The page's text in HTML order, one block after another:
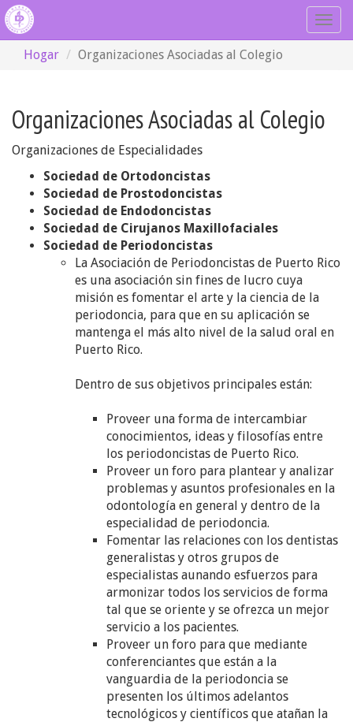
Hogar
Organizaciones Asociadas al Colegio
Organizaciones Asociadas al Colegio
Organizaciones de Especialidades
Sociedad de Ortodoncistas
Sociedad de Prostodoncistas
Sociedad de Endodoncistas
Sociedad de Cirujanos Maxillofaciales​
Sociedad de Periodoncistas
La Asociación de Periodoncistas de Puerto Rico
es una asociación sin fines de lucro cuya
misión es fomentar el arte y la ciencia de la
periodoncia, para que en su aplicación se
mantenga el más alto nivel de la salud oral en
Puerto Rico.
Dentro de sus objetivos principales están:
Proveer una forma de intercambiar
conocimientos, ideas y filosofías entre
los periodoncistas de Puerto Rico.
Proveer un foro para plantear y analizar
problemas y asuntos profesionales en la
odontología en general y dentro de la
especialidad de periodoncia.
Fomentar las relaciones con los dentistas
generalistas y otros grupos de
especialistas aunando esfuerzos para
armonizar todos los servicios de forma
tal que se oriente y se ofrezca un mejor
servicio a los pacientes.
Proveer un foro para que mediante
conferenciantes que están a la
vanguardia de la periodoncia se
presenten los últimos adelantos
tecnológicos y científicos que atañan la